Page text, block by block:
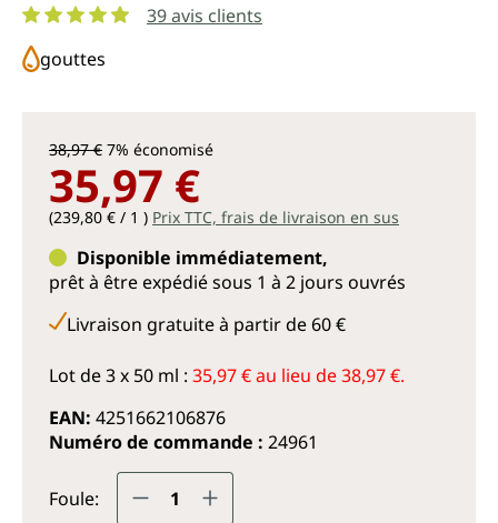
39 avis clients
gouttes
38,97 € 7% économisé
35,97 €
(239,80 € / 1 ) Prix TTC, frais de livraison en sus
Disponible immédiatement,
prêt à être expédié sous 1 à 2 jours ouvrés
Livraison gratuite à partir de 60 €
Lot de 3 x 50 ml : 35,97 € au lieu de 38,97 €.
EAN: 4251662106876
Numéro de commande : 24961
Foule: Quantité de produit : Entrez la